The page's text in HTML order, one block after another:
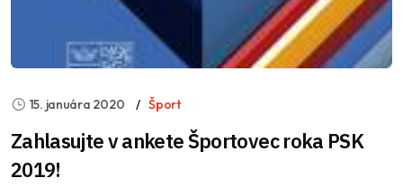
15. januára 2020 Šport
Zahlasujte v ankete Športovec roka PSK
2019!